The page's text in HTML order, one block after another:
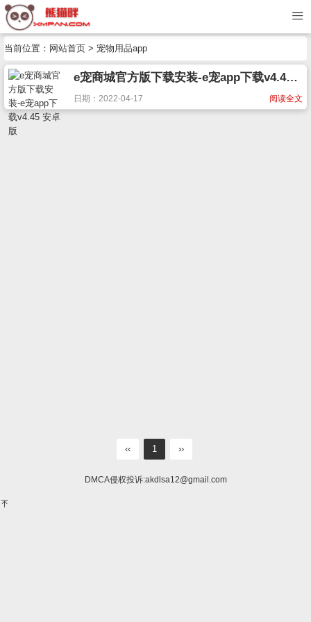
当前位置： 网站首页 > 宠物用品app
e宠商城官方版下载安装-e宠app下载v4.45 安卓版
阅读全文
日期：2022-04-17
‹‹ 1 ››
DMCA侵权投诉:akdlsa12@gmail.com